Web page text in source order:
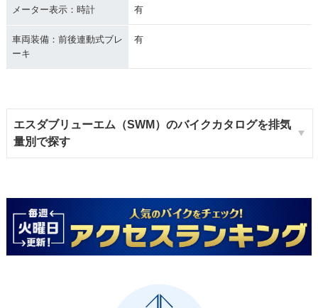
メーター表示：時計 有
車両装備：前後連動式ブレ
ーキ
有
エスダブリューエム（SWM）のバイクカタログを排気
量別で探す